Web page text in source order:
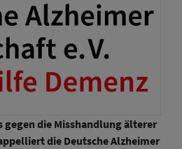
gegen die Misshandlung älterer
die Deutsche Alzheimer